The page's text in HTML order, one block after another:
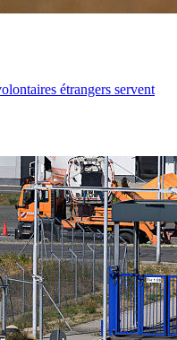
étrangers servent